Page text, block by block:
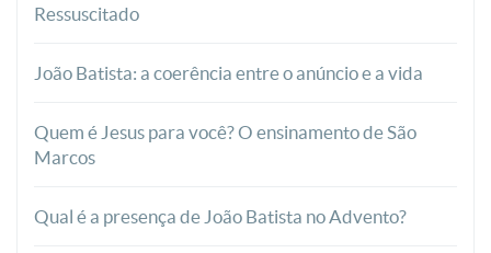
Ressuscitado
João Batista: a coerência entre o anúncio e a vida
Quem é Jesus para você? O ensinamento de São
Marcos
Qual é a presença de João Batista no Advento?